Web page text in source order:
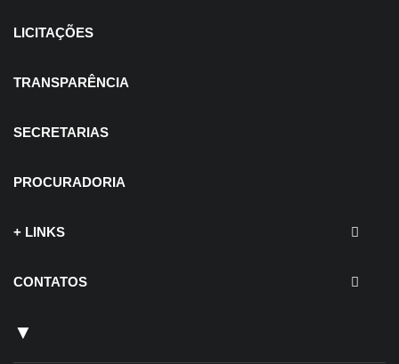
LICITAÇÕES
TRANSPARÊNCIA
SECRETARIAS
PROCURADORIA
+ LINKS
CONTATOS
▼